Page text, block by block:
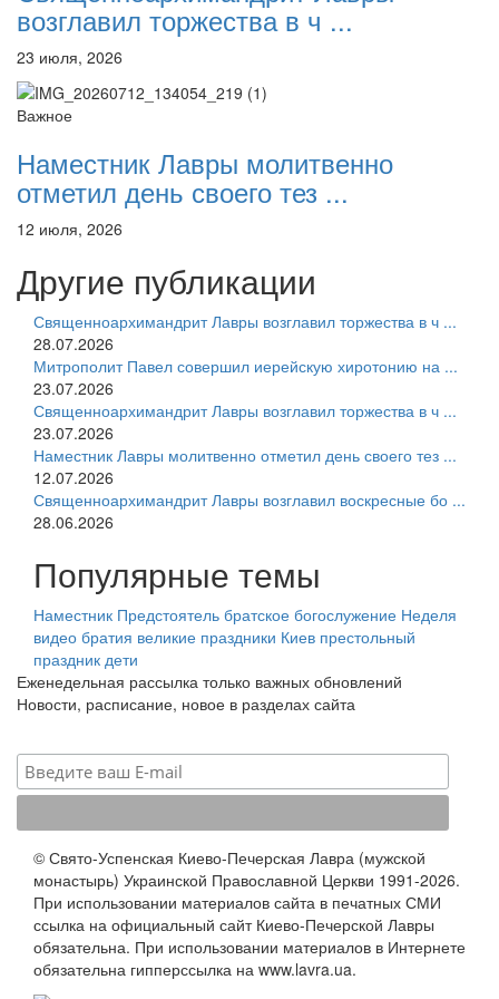
возглавил торжества в ч ...
23 июля, 2026
Важное
Наместник Лавры молитвенно
отметил день своего тез ...
12 июля, 2026
Другие публикации
Священноархимандрит Лавры возглавил торжества в ч ...
28.07.2026
Митрополит Павел совершил иерейскую хиротонию на ...
23.07.2026
Священноархимандрит Лавры возглавил торжества в ч ...
23.07.2026
Наместник Лавры молитвенно отметил день своего тез ...
12.07.2026
Священноархимандрит Лавры возглавил воскресные бо ...
28.06.2026
Популярные темы
Наместник Предстоятель братское богослужение Неделя
видео братия великие праздники Киев престольный
праздник дети
Еженедельная рассылка только важных обновлений
Новости, расписание, новое в разделах сайта
© Свято-Успенская Киево-Печерская Лавра (мужской
монастырь) Украинской Православной Церкви 1991-2026.
При использовании материалов сайта в печатных СМИ
ссылка на официальный сайт Киево-Печерской Лавры
обязательна. При использовании материалов в Интернете
обязательна гипперссылка на www.lavra.ua.